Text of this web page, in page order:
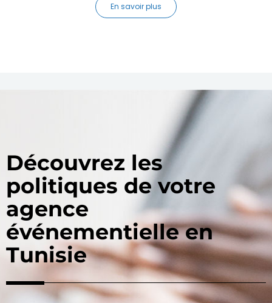
En savoir plus
Découvrez les
politiques de votre
agence
événementielle en
Tunisie